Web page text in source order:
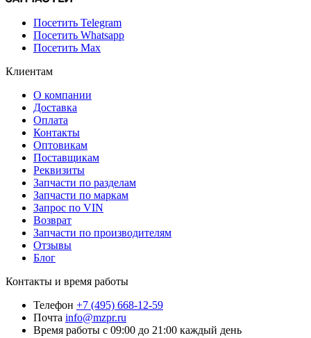
Посетить Telegram
Посетить Whatsapp
Посетить Max
Клиентам
О компании
Доставка
Оплата
Контакты
Оптовикам
Поставщикам
Реквизиты
Запчасти по разделам
Запчасти по маркам
Запрос по VIN
Возврат
Запчасти по производителям
Отзывы
Блог
Контакты и время работы
Телефон +7 (495) 668-12-59
Почта info@mzpr.ru
Время работы с 09:00 до 21:00 каждый день